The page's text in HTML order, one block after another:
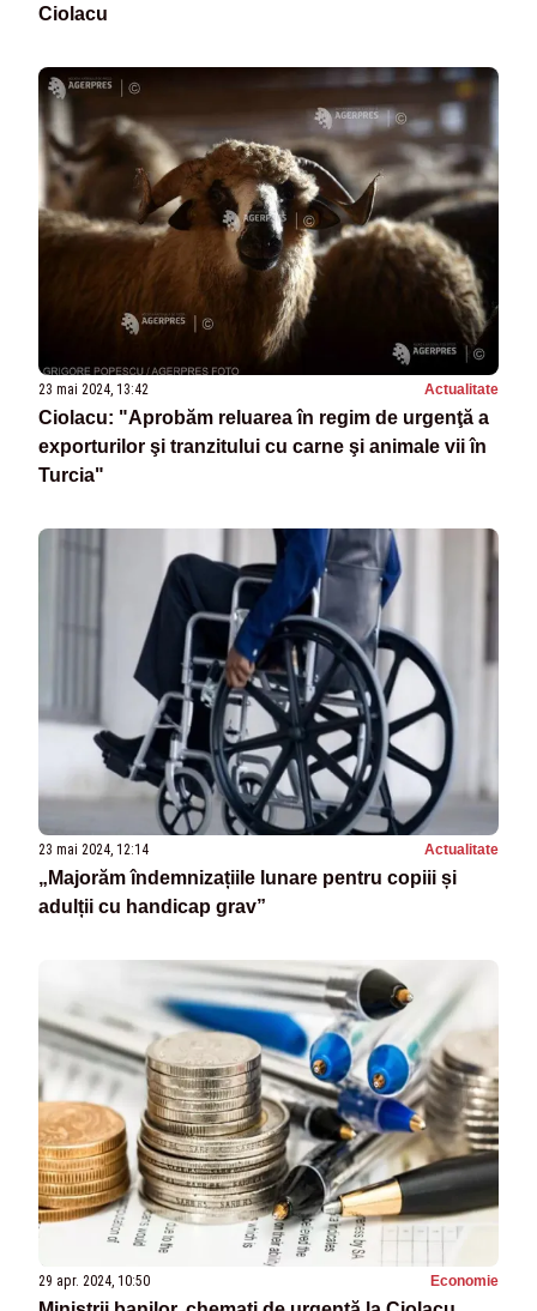
Ciolacu
23 mai 2024, 13:42 Actualitate
Ciolacu: "Aprobăm reluarea în regim de urgenţă a
exporturilor şi tranzitului cu carne şi animale vii în
Turcia"
23 mai 2024, 12:14 Actualitate
„Majorăm îndemnizațiile lunare pentru copiii și
adulții cu handicap grav”
29 apr. 2024, 10:50 Economie